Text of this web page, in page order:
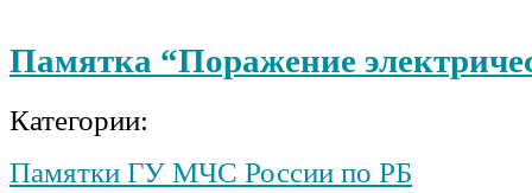
Памятка “Поражение
Категории:
Памятки ГУ МЧС России по РБ